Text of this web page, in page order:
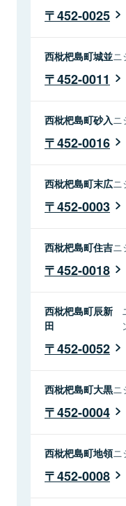
452-0025
西枇杷島町城並ニ
452-0011
西枇杷島町砂入 ニ
452-0016
西枇杷島町末広
452-0003
西枇杷島町住吉
452-0018
西枇杷島町辰新
田
452-0052
西枇杷島町大黒
452-0004
西枇杷島町地領ニ
452-0008